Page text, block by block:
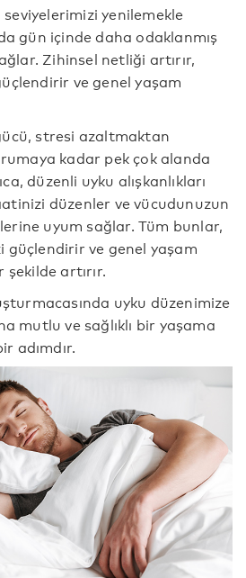
yenilemekle
gün içinde daha odaklanmış
Zihinsel netliği artırır,
ve genel yaşam
stresi azaltmaktan
kadar pek çok alanda
düzenli uyku alışkanlıkları
düzenler ve vücudunuzun
uyum sağlar. Tüm bunlar,
güçlendirir ve genel yaşam
artırır.
uyku düzenimize
mutlu ve sağlıklı bir yaşama
adımdır.